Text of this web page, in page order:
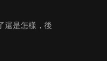
還是怎樣，後